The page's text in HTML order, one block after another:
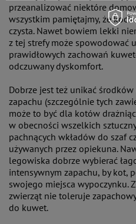
przeanalizować niektóre
wszystkim pamiętajmy, że
czysta. Nawet bowiem lekki
z tej strefy może spowodować
prawidłowych zachowań
odczuwany dyskomfort.
Dobrze jest też unikać
zapachu (szczególnie tych
może to być dla kotów
w obecności wszelkich
pachnących wkładów do szaf
używanych przez opiekuna.
legowiska dobrze wybierać
intensywnym zapachu, by kot,
swojego miejsca wypoczynku.
zwierząt nie toleruje
do kuwet.